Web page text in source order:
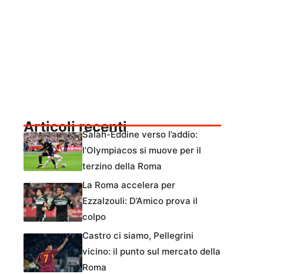
Articoli recentiSalah-Eddine verso l’addio:
l’Olympiacos si muove per il
terzino della Roma
La Roma accelera per
Ezzalzouli: D’Amico prova il
colpo
Castro ci siamo, Pellegrini
vicino: il punto sul mercato della
Roma